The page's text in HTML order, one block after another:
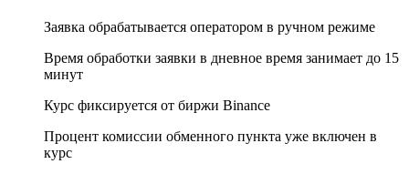
Заявка обрабатывается оператором в ручном режиме
Время обработки заявки в дневное время занимает до 15
минут
Курс фиксируется от биржи Binance
Процент комиссии обменного пункта уже включен в
курс